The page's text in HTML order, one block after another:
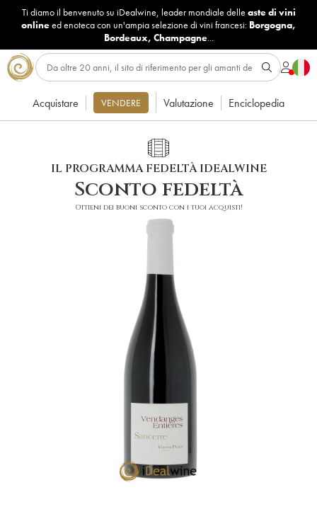
Ti diamo il benvenuto su iDealwine, leader mondiale delle aste di vini
onlineed enoteca con un'ampia selezione di vini francesi: Borgogna,
Bordeaux, Champagne...
Acquistare VENDERE Valutazione Enciclopedia
IL PROGRAMMA FEDELTÀ IDEALWINE
Sconto fedeltà
Ottieni dei buoni sconto con i tuoi acquisti!